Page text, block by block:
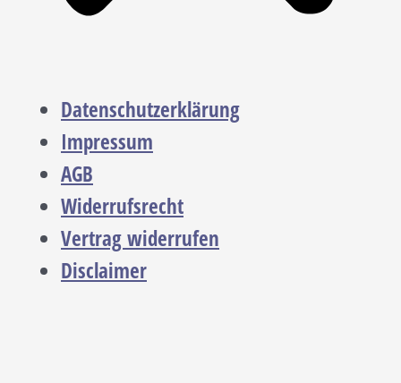
Datenschutzerklärung
Impressum
AGB
Widerrufsrecht
Vertrag widerrufen
Disclaimer